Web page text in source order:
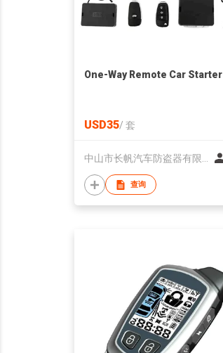
One-Way Remote Car Starter
USD35/ 套
查询